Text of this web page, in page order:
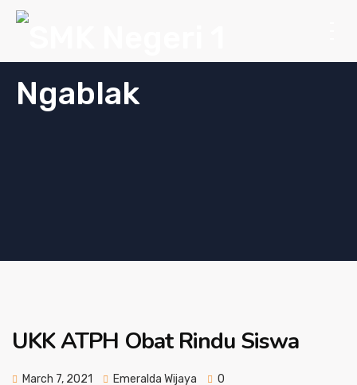
UKK ATPH Obat Rindu Siswa
March 7, 2021 Emeralda Wijaya 0